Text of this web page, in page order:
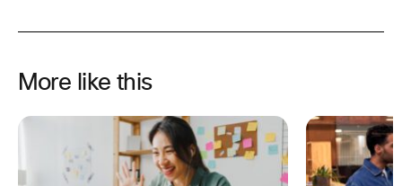
More like this